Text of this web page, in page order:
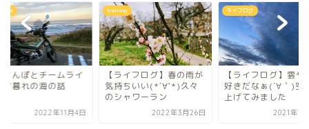
Bike
さんぽとチームライ
夕暮れの海の話
2022年11月4日
training
【ライフログ】春の雨が
気持ちいい(*´∀`*)久々
のシャワーラン
2022年3月26日
ライフログ
【ライフログ】雲や
好きだなぁ(´∀｀)空
上げてみました
2021年12